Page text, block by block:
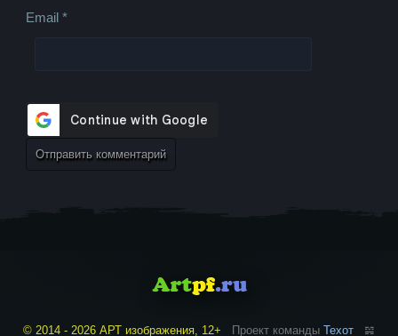
Email*
© 2014 - 2026 АРТ изображения, 12+ Проект команды Техот 𝌴